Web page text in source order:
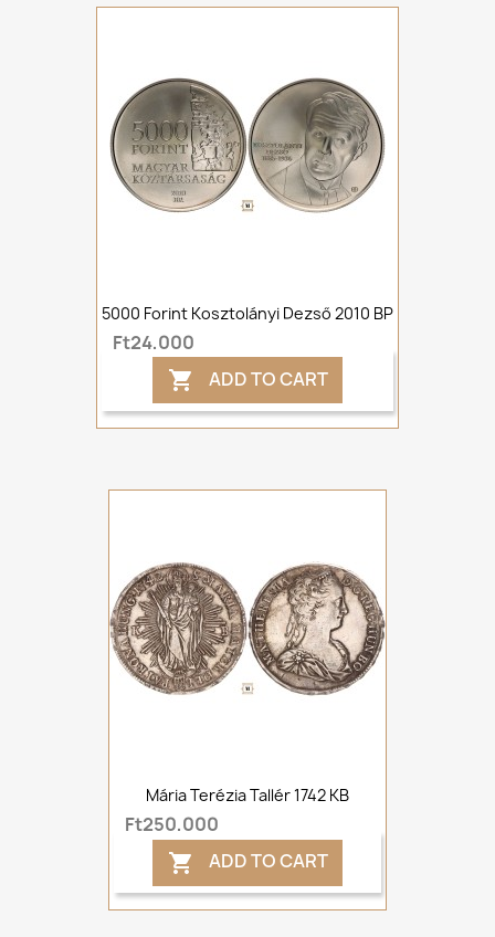
5000 Forint Kosztolányi Dezső 2010 BP
Ft24,000
 ADD TO CART
Mária Terézia Tallér 1742 KB
Ft250,000
 ADD TO CART